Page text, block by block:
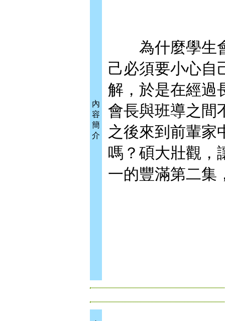
內
容
簡
介
為什麼學生會
己必須要小心自
解，於是在經過
會長與班導之間
之後來到前輩家
嗎？碩大壯觀，
一的豐滿第二集